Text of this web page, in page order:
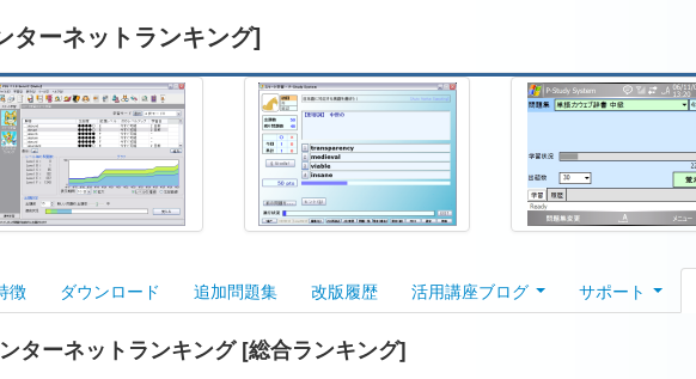
ーネットランキング]
徴 ダウンロード 追加問題集 改版履歴 活用講座ブログ サポート
ターネットランキング [総合ランキング]